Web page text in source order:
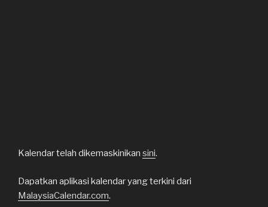
Kalendar telah dikemaskinikan sini.
Dapatkan aplikasi kalendar yang terkini dari
MalaysiaCalendar.com.